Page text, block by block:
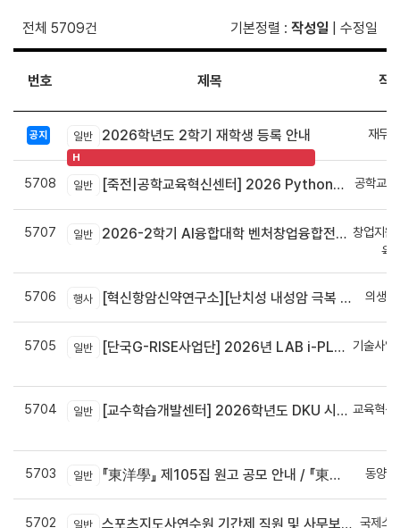
전체 5709건 기본정렬 : 작성일 수정일
번호 제목 작
공지 일반 2026학년도 2학기 재학생 등록 안내
H
재무
5708 일반 [죽전|공학교육혁신센터] 2026 Python으로 구현하는 AI 영상인식과 로봇팔 제어 프로그램 신청 안내 공학교
5707 일반 2026-2학기 AI융합대학 벤처창업융합전공 안내
창업지원
육
5706 행사 [혁신항암신약연구소][난치성 내성암 극복 차세대 신약개발 글로벌 사업단] 심포지엄 8월 24일 ~ 25일 의생
5705 일반 [단국G-RISE사업단] 2026년 LAB i-PLUG 프로그램 과제 공고(~10.9.(금)까지)
기술사업
5704 일반 [교수학습개발센터] 2026학년도 DKU 시그니처 교수법 적용 교과목 개발 신청 안내
교육혁신
5703 일반 『東洋學』 제105집 원고 공모 안내 / 『東洋學』第105輯征稿启事 / Call for Papers : The Oriental Studies, the 105th Issue 동양
5702 일반 스포츠지도사연수원 기간제 직원 및 사무보조원 채용 공고 국제스